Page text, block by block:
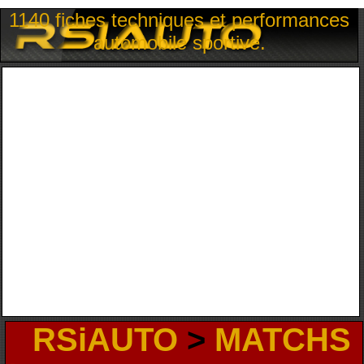
1140 fiches techniques et performances
automobile sportive.
RSiAUTO > MATCHS